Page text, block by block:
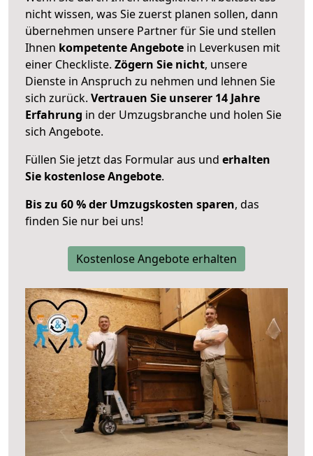
nicht wissen, was Sie zuerst planen sollen, dann
übernehmen unsere Partner für Sie und stellen
Ihnen kompetente Angebote in Leverkusen mit
einer Checkliste. Zögern Sie nicht, unsere
Dienste in Anspruch zu nehmen und lehnen Sie
sich zurück. Vertrauen Sie unserer 14 Jahre
Erfahrung in der Umzugsbranche und holen Sie
sich Angebote.
Füllen Sie jetzt das Formular aus und erhalten
Sie kostenlose Angebote.
Bis zu 60 % der Umzugskosten sparen, das
finden Sie nur bei uns!
Kostenlose Angebote erhalten